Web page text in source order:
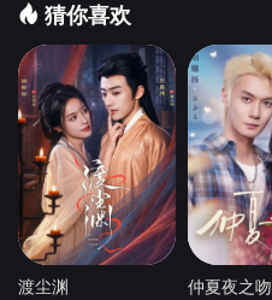
猜你喜欢
渡尘渊 仲夏夜之吻